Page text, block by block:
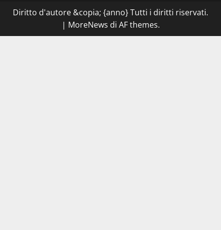
Diritto d'autore &copia; {anno} Tutti i diritti riservati.
| MoreNews di AF themes.